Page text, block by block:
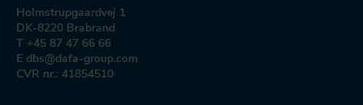
Holmstrupgaardvej 1
DK-8220 Brabrand
T +45 87 47 66 66
E dbs@dafa-group.com
CVR nr.: 41854510